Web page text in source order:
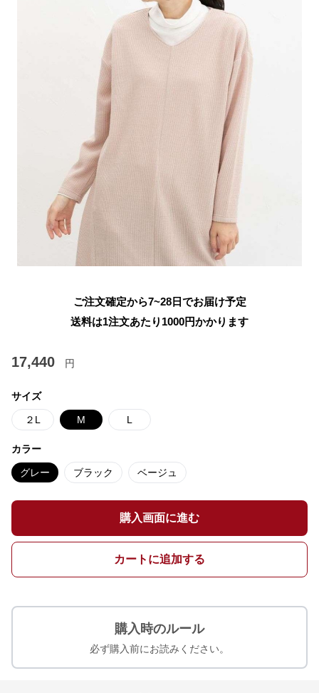
ご注文確定から7~28日でお届け予定
送料は1注文あたり 1000円かかります
17,440 円
サイズ
２L M L
カラー
グレー ブラック ベージュ
購入画面に進む
カートに追加する
購入時のルール
必ず購入前にお読みください。